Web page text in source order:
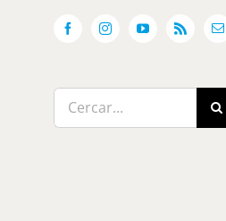
FacebookInstagramYouTube
Rss
Cerca
…